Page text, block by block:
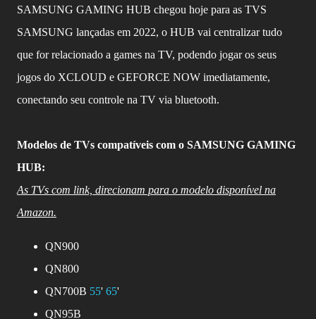
SAMSUNG GAMING HUB chegou hoje para as TVS
SAMSUNG lançadas em 2022, o HUB vai centralizar tudo
que for relacionado a games na TV, podendo jogar os seus
jogos do XCLOUD e GEFORCE NOW imediatamente,
conectando seu controle na TV via bluetooth.
Modelos de TVs compatíveis com o SAMSUNG GAMING
HUB:
As TVs com link, direcionam para o modelo disponível na
Amazon.
QN900
QN800
QN700B 55' 65'
QN95B